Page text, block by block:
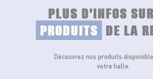
passer 10 min au four vif.
Dressez sur un plat et garnissez avec des
PLUS D'INFOS
PRODUITS DE LA
Découvrez nos produits
votre halle.